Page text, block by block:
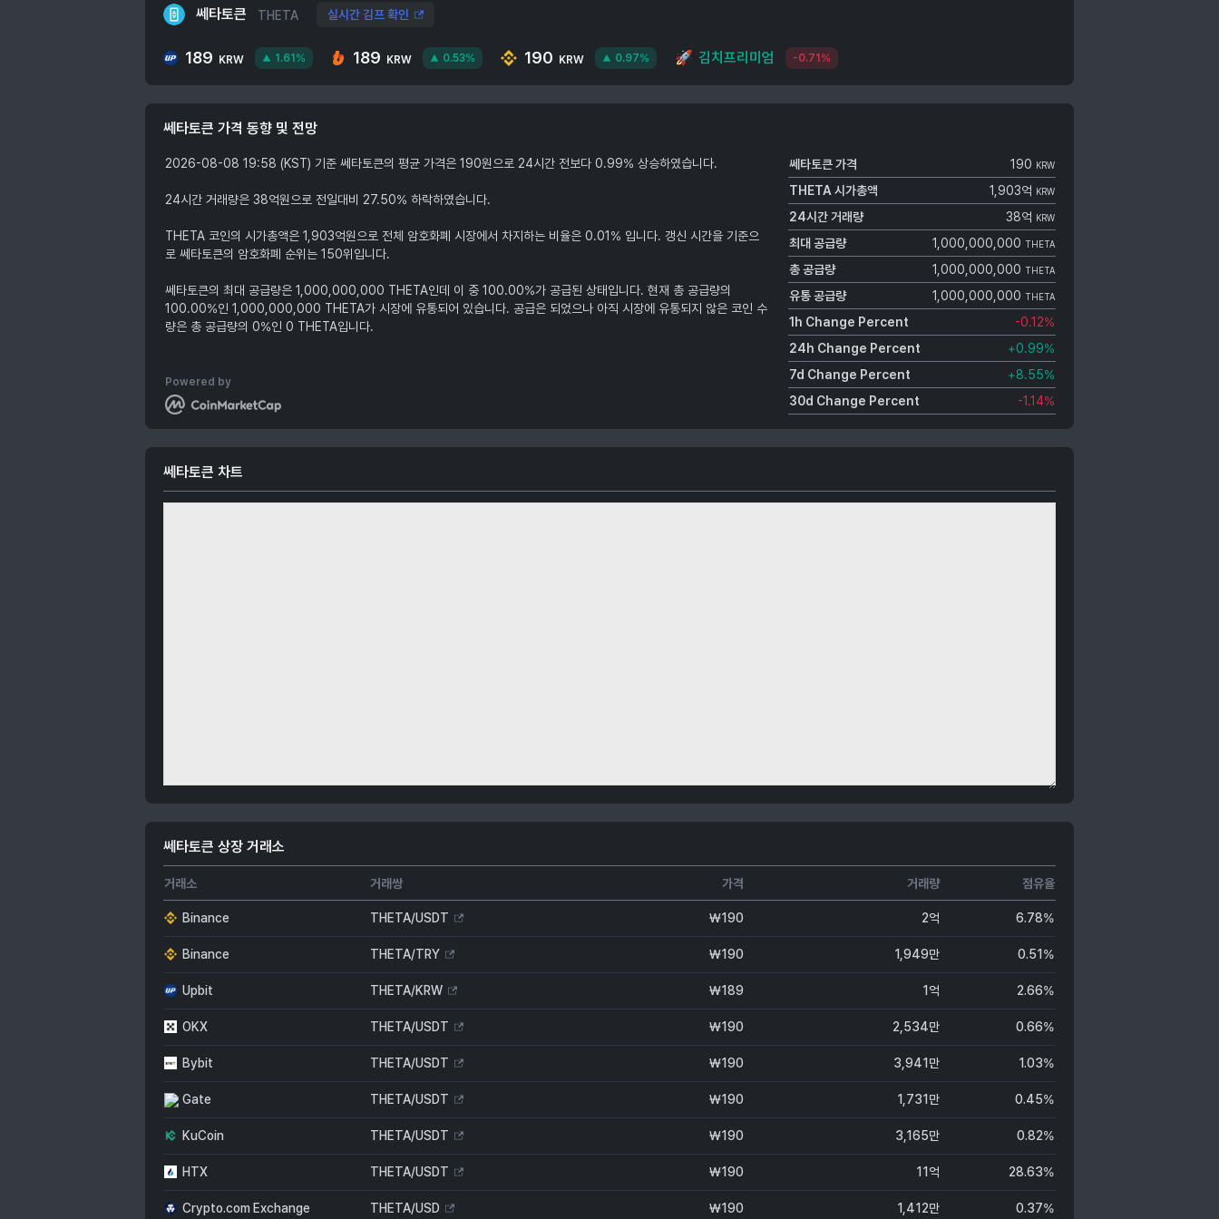
쎄타토큰 THETA 실시간 김프 확인
189 KRW 1.61% 189 KRW 0.53% 190 KRW 0.97% 🚀 김치프리미엄 -0.71%
쎄타토큰 가격 동향 및 전망
2026-08-08 19:58 (KST) 기준 쎄타토큰의 평균 가격은 190원으로 24시간 전보다 0.99% 상승하였습니다.
24시간 거래량은 38억원으로 전일대비 27.50% 하락하였습니다.
THETA 코인의 시가총액은 1,903억원으로 전체 암호화폐 시장에서 차지하는 비율은 0.01% 입니다. 갱신 시간을 기준으
로 쎄타토큰의 암호화폐 순위는 150위입니다.
쎄타토큰의 최대 공급량은 1,000,000,000 THETA인데 이 중 100.00%가 공급된 상태입니다. 현재 총 공급량의
100.00%인 1,000,000,000 THETA가 시장에 유통되어 있습니다. 공급은 되었으나 아직 시장에 유통되지 않은 코인 수
량은 총 공급량의 0%인 0 THETA입니다.
Powered by
쎄타토큰가격 190 KRW
THETA 시가총액 1,903억 KRW
24시간 거래량 38억 KRW
최대 공급량 1,000,000,000 THETA
총 공급량 1,000,000,000 THETA
유통 공급량 1,000,000,000 THETA
1h Change Percent -0.12%
24h Change Percent
+0.99%
7d Change Percent
+8.55%
30d Change Percent
-1.14%
쎄타토큰 차트
쎄타토큰 상장 거래소
거래소 거래쌍 가격 거래량 점유율
Binance THETA/USDT ₩190 2억 6.78%
Binance THETA/TRY ₩190 1,949만 0.51%
Upbit THETA/KRW ₩189 1억 2.66%
OKX THETA/USDT ₩190 2,534만 0.66%
Bybit THETA/USDT ₩190 3,941만 1.03%
Gate THETA/USDT ₩190 1,731만 0.45%
KuCoin THETA/USDT ₩190 3,165만 0.82%
HTX THETA/USDT ₩190 11억 28.63%
Crypto.com Exchange THETA/USD ₩190 1,412만 0.37%